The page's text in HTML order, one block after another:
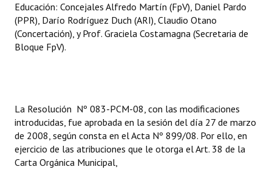
Educación: Concejales Alfredo Martín (FpV), Daniel Pardo
(PPR), Darío Rodríguez Duch (ARI), Claudio Otano
(Concertación), y Prof. Graciela Costamagna (Secretaria de
Bloque FpV).
La Resolución Nº 083-PCM-08, con las modificaciones
introducidas, fue aprobada en la sesión del día 27 de marzo
de 2008, según consta en el Acta Nº 899/08. Por ello, en
ejercicio de las atribuciones que le otorga el Art. 38 de la
Carta Orgánica Municipal,